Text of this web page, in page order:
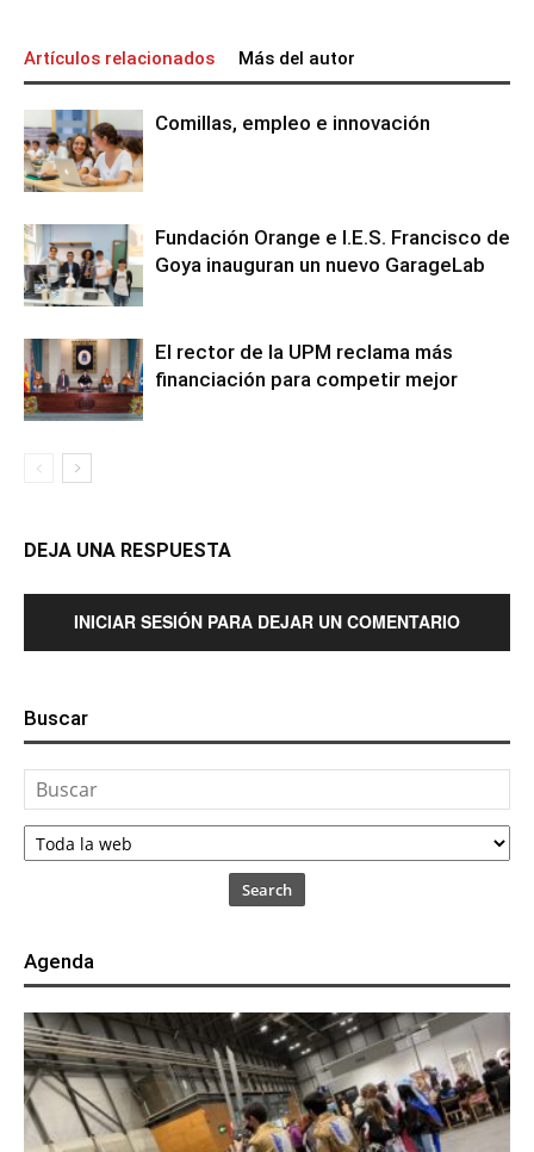
Artículos relacionados Más del autor
Comillas, empleo e innovación
Fundación Orange e I.E.S. Francisco de
Goya inauguran un nuevo GarageLab
El rector de la UPM reclama más
financiación para competir mejor
DEJA UNA RESPUESTA
INICIAR SESIÓN PARA DEJAR UN COMENTARIO
Buscar
Search
Agenda